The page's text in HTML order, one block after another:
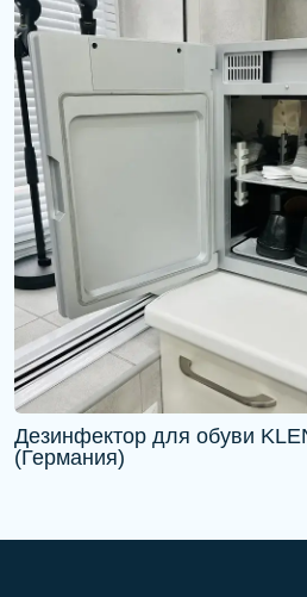
Дезинфектор для обуви
(Германия)